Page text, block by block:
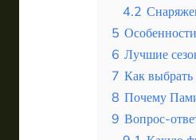
Египет
Таиланд
Турция
4.2
5
6 Лучшие
7 Как
8 Почему
9 Вопрос-